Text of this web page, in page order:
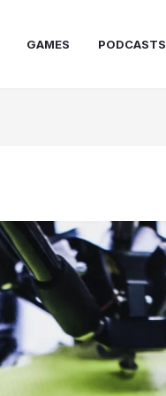
GAMES PODCASTS